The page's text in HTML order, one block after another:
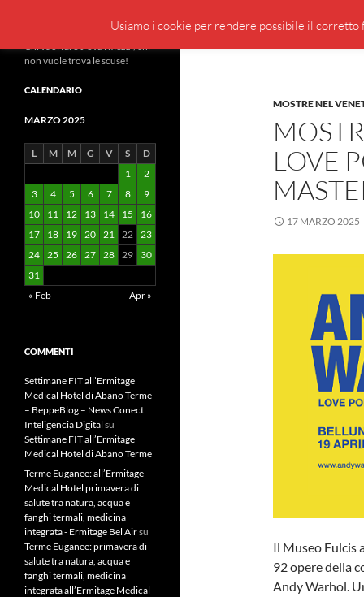
Vai
contenuto
MOSTRE NEL
LOVE
17 MARZO 2025
Il Museo Fulcis
92 opere della
Andy Warhol.
Chi vuol fare trova i mezzi, chi
non vuole trova le scuse!
CALENDARIO
MARZO 2025
L M M G V S
D
1
2
3
4 5 6 7 8
9
10
11 12 13 14 15
16
17
18 19 20 21 22 23
24 25 26 27 28 29
30
31
« Feb
Apr »
COMMENTI
Settimane FIT all’Ermitage
Medical Hotel di Abano Terme
– BeppeBlog – News Conect
Inteligencia Digital su
Settimane FIT all’Ermitage
Medical Hotel di Abano Terme
Terme Euganee: all’Ermitage
Medical Hotel primavera di
salute tra natura, acqua e
fanghi termali, medicina
integrata - Ermitage Bel Airsu
Terme Euganee: primavera di
salute tra natura, acqua e
fanghi termali, medicina
integrata all’Ermitage Medical
Usiamo i cookie per rendere possibile il